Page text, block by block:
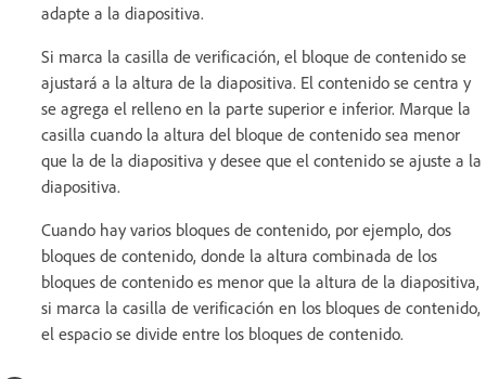
adapte a la diapositiva.
Si marca la casilla de verificación, el bloque de contenido se
ajustará a la altura de la diapositiva. El contenido se centra y
se agrega el relleno en la parte superior e inferior. Marque la
casilla cuando la altura del bloque de contenido sea menor
que la de la diapositiva y desee que el contenido se ajuste a la
diapositiva.
Cuando hay varios bloques de contenido, por ejemplo, dos
bloques de contenido, donde la altura combinada de los
bloques de contenido es menor que la altura de la diapositiva,
si marca la casilla de verificación en los bloques de contenido,
el espacio se divide entre los bloques de contenido.